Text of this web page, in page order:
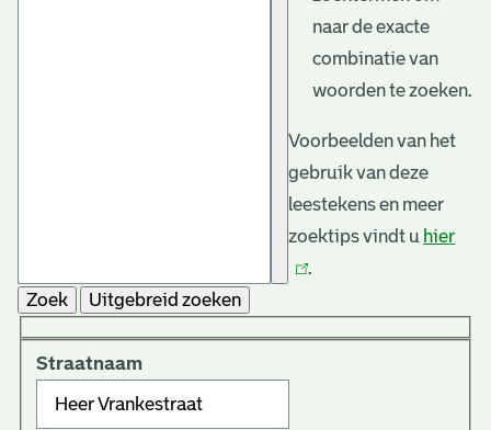
naar de exacte
combinatie van
woorden te zoeken.
Voorbeelden van het
gebruik van deze
leestekens en meer
zoektips vindt u hier
.
Zoek
Uitgebreid zoeken
Straatnaam